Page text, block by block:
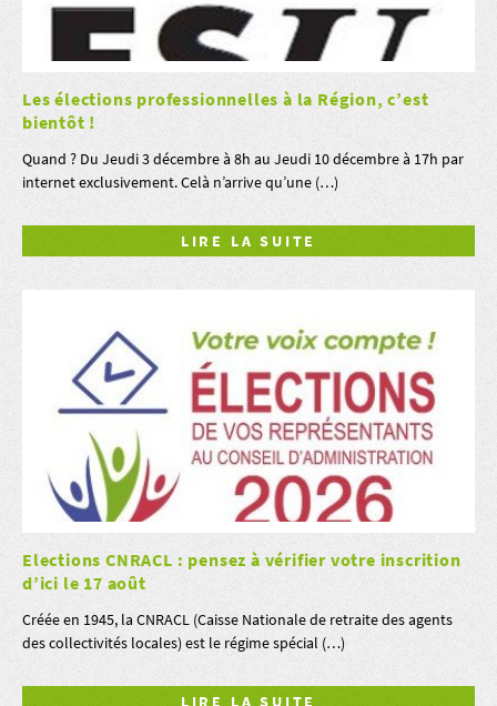
Les élections professionnelles à la Région, c’est
bientôt !
Quand ? Du Jeudi 3 décembre à 8h au Jeudi 10 décembre à 17h par
internet exclusivement. Celà n’arrive qu’une (…)
LIRE LA SUITE
Elections CNRACL : pensez à vérifier votre inscrition
d’ici le 17 août
Créée en 1945, la CNRACL (Caisse Nationale de retraite des agents
des collectivités locales) est le régime spécial (…)